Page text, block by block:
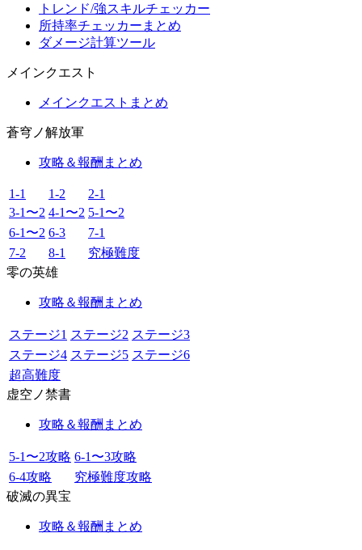
トレンド/強スキルチェッカー
所持率チェッカーまとめ
ダメージ計算ツール
メインクエスト
メインクエストまとめ
蒼穹ノ解放軍
攻略＆報酬まとめ
1-1 1-2
2-1
3-1〜2 4-1〜2 5-1〜2
6-1〜2 6-3
7-1
7-2
8-1
究極難度
零の英雄
攻略＆報酬まとめ
ステージ1 ステージ2 ステージ3
ステージ4 ステージ5 ステージ6
超高難度
虚空ノ禁書
攻略＆報酬まとめ
5-1〜2攻略 6-1〜3攻略
6-4攻略
究極難度攻略
破滅の異宝
攻略＆報酬まとめ